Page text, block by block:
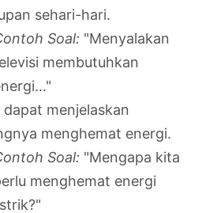
sehari-hari.
Soal: "Menyalakan
membutuhkan
dapat menjelaskan
menghemat energi.
Soal: "Mengapa kita
menghemat energi